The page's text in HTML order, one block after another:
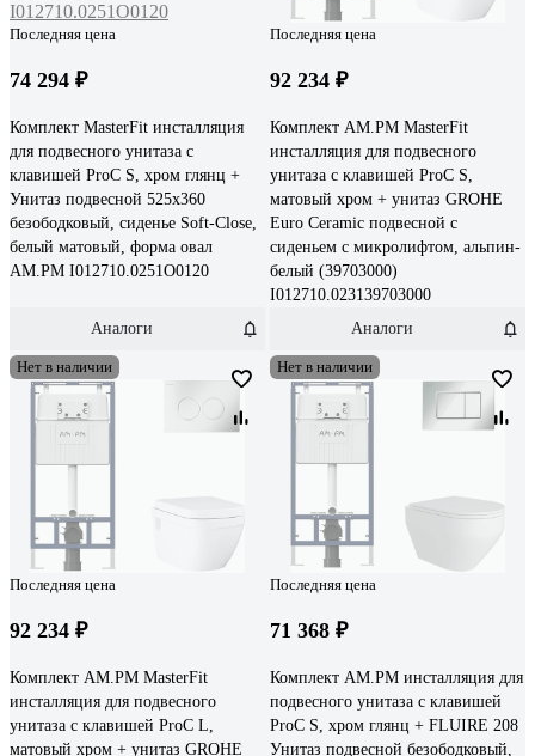
Последняя цена
74 294 ₽
Комплект MasterFit инсталляция
для подвесного унитаза с
клавишей ProC S, хром глянц +
Унитаз подвесной 525х360
безободковый, сиденье Soft-Close,
белый матовый, форма овал
AM.PM I012710.0251O0120
Аналоги
Последняя цена
92 234 ₽
Комплект AM.PM MasterFit
инсталляция для подвесного
унитаза с клавишей ProC S,
матовый хром + унитаз GROHE
Euro Ceramic подвесной с
сиденьем с микролифтом, альпин-
белый (39703000)
I012710.023139703000
Аналоги
Нет в наличии
Последняя цена
92 234 ₽
Комплект AM.PM MasterFit
инсталляция для подвесного
унитаза с клавишей ProC L,
матовый хром + унитаз GROHE
Нет в наличии
Последняя цена
71 368 ₽
Комплект AM.PM инсталляция для
подвесного унитаза с клавишей
ProC S, хром глянц + FLUIRE 208
Унитаз подвесной безободковый,